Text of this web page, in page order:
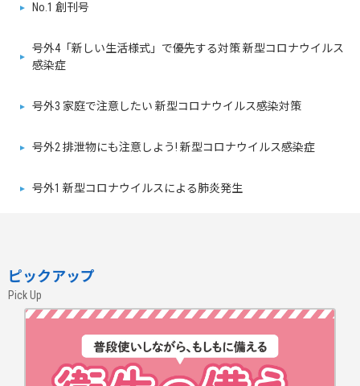
No.1 創刊号
号外4「新しい生活様式」で優先する対策 新型コロナウイルス
感染症
号外3 家庭で注意したい 新型コロナウイルス感染対策
号外2 排泄物にも注意しよう! 新型コロナウイルス感染症
号外1 新型コロナウイルスによる肺炎発生
ピックアップ
Pick Up